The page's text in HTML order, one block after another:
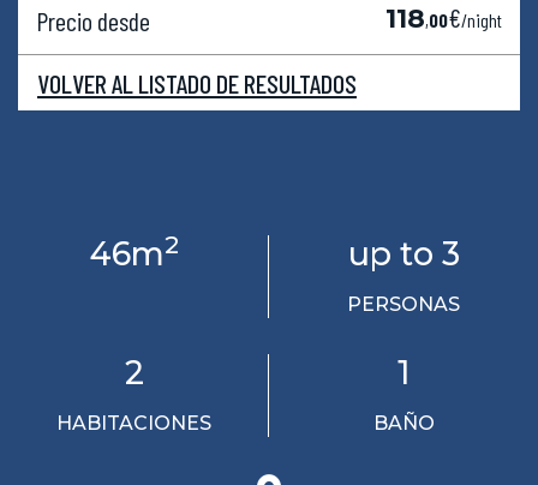
46m2 up to 3
PERSONAS
2
HABITACIONES
1
BAÑO
Precio desde 118,00€/night
VOLVER AL LISTADO DE RESULTADOS